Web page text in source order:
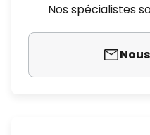
Nos spécialistes